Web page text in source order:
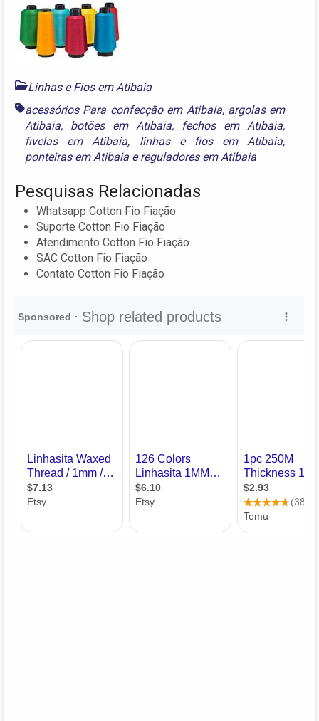
Linhas e Fios em Atibaia
acessórios Para confecção em Atibaia, argolas em
Atibaia, botões em Atibaia, fechos em Atibaia,
fivelas em Atibaia, linhas e fios em Atibaia,
ponteiras em Atibaia ereguladores em Atibaia
Pesquisas Relacionadas
Whatsapp Cotton Fio Fiação
Suporte Cotton Fio Fiação
Atendimento Cotton Fio Fiação
SAC Cotton Fio Fiação
Contato Cotton Fio Fiação